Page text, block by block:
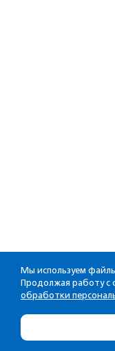
Мы используем
Продолжая работу с
обработки